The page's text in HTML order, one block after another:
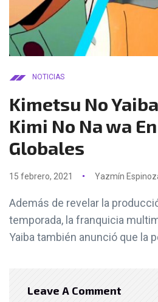
NOTICIAS
Kimetsu No
Kimi No Na wa
Globales
15 febrero, 2021 Yazmín
Además de revelar la
temporada, la franquicia
Yaiba también anunció que la
Leave A Comment